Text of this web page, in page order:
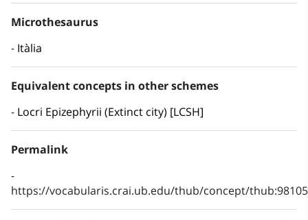
Microthesaurus
Itàlia
Equivalent concepts in other schemes
Locri Epizephyrii (Extinct city) [LCSH]
Permalink
https://vocabularis.crai.ub.edu/thub/concept/